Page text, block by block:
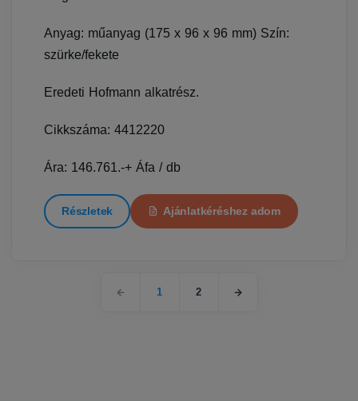
Anyag: műanyag (175 x 96 x 96 mm) Szín:
szürke/fekete
Eredeti Hofmann alkatrész.
Cikkszáma: 4412220
Ára: 146.761.-+ Áfa / db
Részletek Ajánlatkéréshez adom
1 2